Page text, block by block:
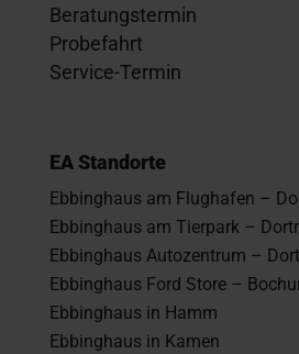
Beratungstermin
Probefahrt
Service-Termin
EA Standorte
Ebbinghaus am Flughafen –
Ebbinghaus am Tierpark –
Ebbinghaus Autozentrum –
Ebbinghaus Ford Store –
Ebbinghaus in Hamm
Ebbinghaus in Kamen